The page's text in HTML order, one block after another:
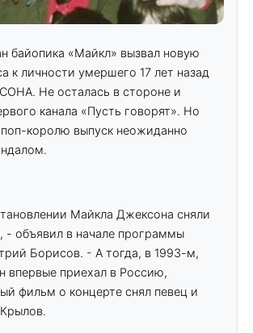
байопика «Майкл» вызвал новую
к личности умершего 17 лет назад
Не осталась в стороне и
канала «Пусть говорят». Но
королю выпуск неожиданно
Майкла Джексона сняли
- объявил в начале программы
Борисов. - А тогда, в 1993-м,
впервые приехал в Россию,
фильм о концерте снял певец и